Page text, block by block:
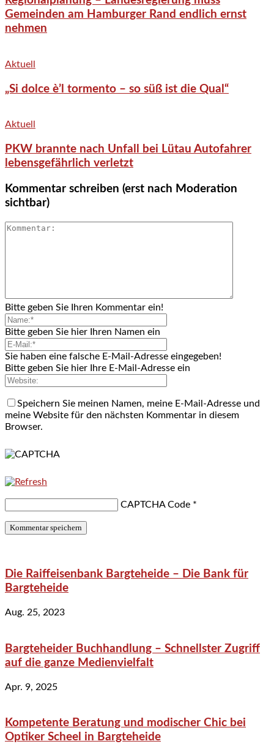
Gemeinden am Hamburger Rand endlich ernst
nehmen
Aktuell
„Si dolce è’l tormento – so süß ist die Qual“
Aktuell
PKW brannte nach Unfall bei Lütau Autofahrer
lebensgefährlich verletzt
Kommentar schreiben (erst nach Moderation
sichtbar)
Bitte geben Sie Ihren Kommentar ein!
Bitte geben Sie hier Ihren Namen ein
Sie haben eine falsche E-Mail-Adresse eingegeben!
Bitte geben Sie hier Ihre E-Mail-Adresse ein
Speichern Sie meinen Namen, meine E-Mail-Adresse und
meine Website für den nächsten Kommentar in diesem
Browser.
CAPTCHA Code *
Die Raiffeisenbank Bargteheide – Die Bank für
Bargteheide
Aug. 25, 2023
Bargteheider Buchhandlung – Schnellster Zugriff
auf die ganze Medienvielfalt
Apr. 9, 2025
Kompetente Beratung und modischer Chic bei
Optiker Scheel in Bargteheide